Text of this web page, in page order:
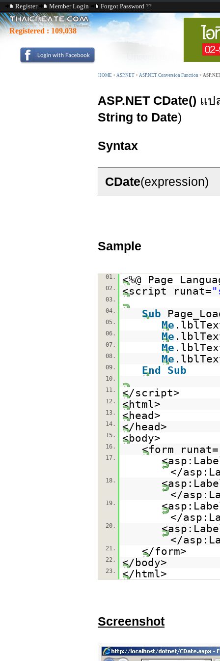
Register Member Login Forgot Password ??
Registered : 109,038
HOME > ASP.NET > ASP.NET Conversion Function >
ASP.NET CDate() แป
String to Date)
Syntax
CDate(expression)
Sample
01. <%@ Page
02. <script runat=
03.
04.
Sub
05. Me
06. Me
07. Me
08. Me
09. End Sub
10.
11.
</script>
12. <html>
13. <head>
14. </head>
15. <body>
16. <form runat=
17.
</
18.
</
19.
</
20.
</
21. </form>
22. </body>
23. </html>
Screenshot